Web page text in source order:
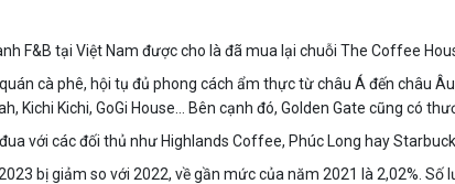
F&B tại Việt Nam được cho là đã mua lại chuỗi The Coffee
cà phê, hội tụ đủ phong cách ẩm thực từ châu Á đến châu
Kichi Kichi, GoGi House… Bên cạnh đó, Golden Gate cũng có
với các đối thủ như Highlands Coffee, Phúc Long hay
bị giảm so với 2022, về gần mức của năm 2021 là 2,02%.